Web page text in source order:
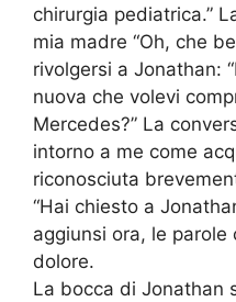
chirurgia pediatrica.”
mia madre “Oh, che
rivolgersi a Jonathan:
nuova che volevi
Mercedes?” La
intorno a me come
riconosciuta
“Hai chiesto a
aggiunsi ora, le
dolore.
La bocca di Jonathan